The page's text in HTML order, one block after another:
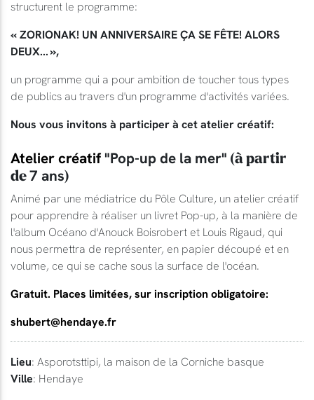
structurent le programme:
« ZORIONAK! UN ANNIVERSAIRE ÇA SE FÊTE! ALORS
DEUX... »,
un programme qui a pour ambition de toucher tous types
de publics au travers d'un programme d'activités variées.
Nous vous invitons à participer à cet atelier créatif:
Atelier créatif "Pop-up de la mer" (à partir
de7 ans)
Animé par une médiatrice du Pôle Culture, un atelier créatif
pour apprendre à réaliser un livret Pop-up, à la manière de
l'album Océano d'Anouck Boisrobert et Louis Rigaud, qui
nous permettra de représenter, en papier découpé et en
volume, ce qui se cache sous la surface de l'océan.
Gratuit. Places limitées, sur inscription obligatoire:
shubert@hendaye.fr
Lieu: Asporotsttipi, la maison de la Corniche basque
Ville: Hendaye